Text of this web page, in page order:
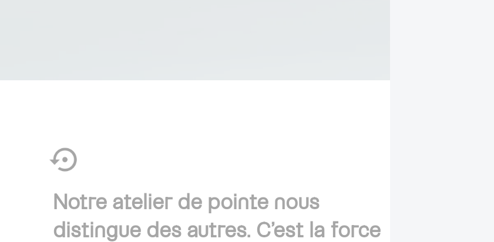
Notre atelier de pointe nous
distingue des autres. C’est la force